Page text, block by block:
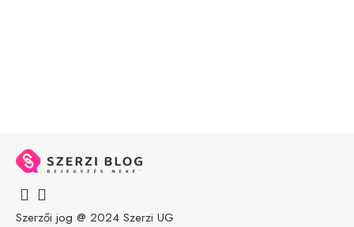
Szerzői jog @ 2024 Szerzi UG